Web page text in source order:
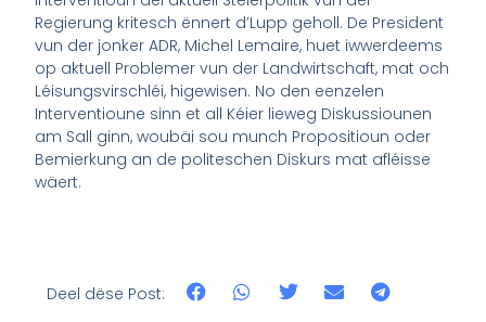
Regierung kritesch ënnert d’Lupp geholl. De President
vun der jonker ADR, Michel Lemaire, huet iwwerdeems
op aktuell Problemer vun der Landwirtschaft, mat och
Léisungsvirschléi, higewisen. No den eenzelen
Interventioune sinn et all Kéier lieweg Diskussiounen
am Sall ginn, woubäi sou munch Propositioun oder
Bemierkung an de politeschen Diskurs mat afléisse
wäert.
Deel dëse Post: